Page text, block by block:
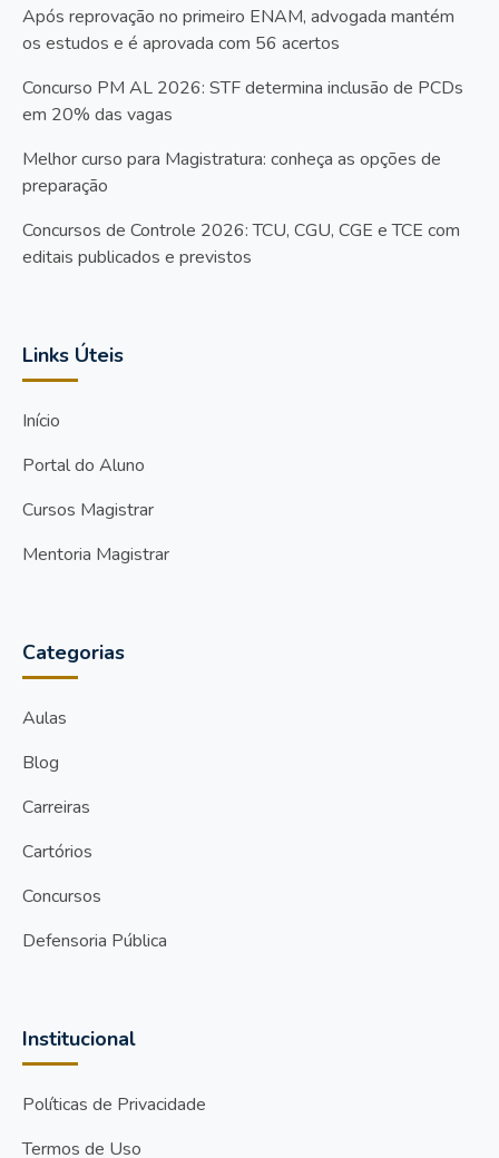
Após reprovação no primeiro ENAM, advogada mantém
os estudos e é aprovada com 56 acertos
Concurso PM AL 2026: STF determina inclusão de PCDs
em 20% das vagas
Melhor curso para Magistratura: conheça as opções de
preparação
Concursos de Controle 2026: TCU, CGU, CGE e TCE com
editais publicados e previstos
Links Úteis
Início
Portal do Aluno
Cursos Magistrar
Mentoria Magistrar
Categorias
Aulas
Blog
Carreiras
Cartórios
Concursos
Defensoria Pública
Institucional
Políticas de Privacidade
Termos de Uso